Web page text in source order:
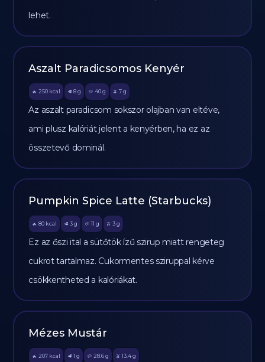
lehet.
Aszalt Paradicsomos Kenyér
🔥 250 kcal 🥩 8 g 🥔 40g 🫒 7 g
Az aszalt paradicsom sokszor olajban van eltéve,
ami plusz kalóriát jelent a kenyérben, ha ez az
összetevő dominál.
Pumpkin Spice Latte (Starbucks)
🔥 80 kcal 🥩 3 g 🥔 11 g 🫒 3 g
Ez az őszi ital a sütőtök ízű szirup miatt rengeteg
cukrot tartalmaz. Cukormentes sziruppal kérve
csökkentheted a kalóriákat.
Mézes Mustár
🔥 207 kcal 🥩 1 g 🥔 28.6g 🫒 13.4 g